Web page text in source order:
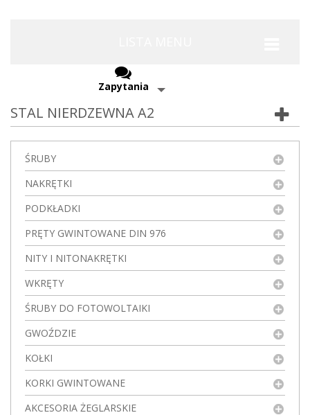
Zapytania
STAL NIERDZEWNA A2
ŚRUBY
NAKRĘTKI
PODKŁADKI
PRĘTY GWINTOWANE DIN 976
NITY I NITONAKRĘTKI
WKRĘTY
ŚRUBY DO FOTOWOLTAIKI
GWOŹDZIE
KOŁKI
KORKI GWINTOWANE
AKCESORIA ŻEGLARSKIE